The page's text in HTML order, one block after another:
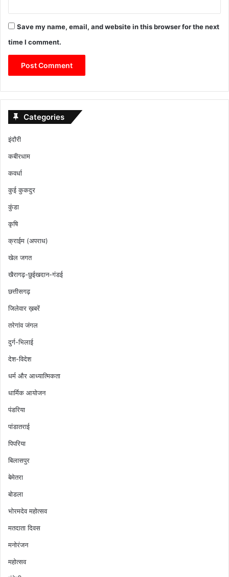
Save my name, email, and website in this browser for the next
time I comment.
Categories
इंदौरी
कबीरधाम
कवर्धा
कुई कुकदुर
कुंडा
कृषि
क्राईम (अपराध)
खेल जगत
खैरागढ़-छुईखदान-गंडई
छत्तीसगढ़
जिलेवार ख़बरें
तरेगांव जंगल
दुर्ग-भिलाई
देश-विदेश
धर्म और आध्यात्मिकता
धार्मिक आयोजन
पंडरिया
पांडातराई
पिपरिया
बिलासपुर
बेमेतरा
बोडला
भोरमदेव महोत्सव
मतदाता दिवस
मनोरंजन
महोत्सव